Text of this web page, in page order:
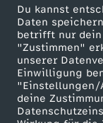
Du kannst
Daten
betrifft nur
"Zustimmen"
unserer
Einwilligung
"Einstellungen/
deine
ZDF goes Schule
Werbefernsehen
Mainzelmännchen